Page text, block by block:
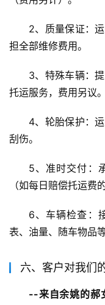
2、质量保证：
担全部维修费用。
3、特殊车辆：
托运服务，费用另议。
4、轮胎保护：
刮伤。
5、准时交付：
（如每日赔偿托运费
6、车辆检查：
表、油量、随车物品
六、客户对我们
--来自余姚的郝